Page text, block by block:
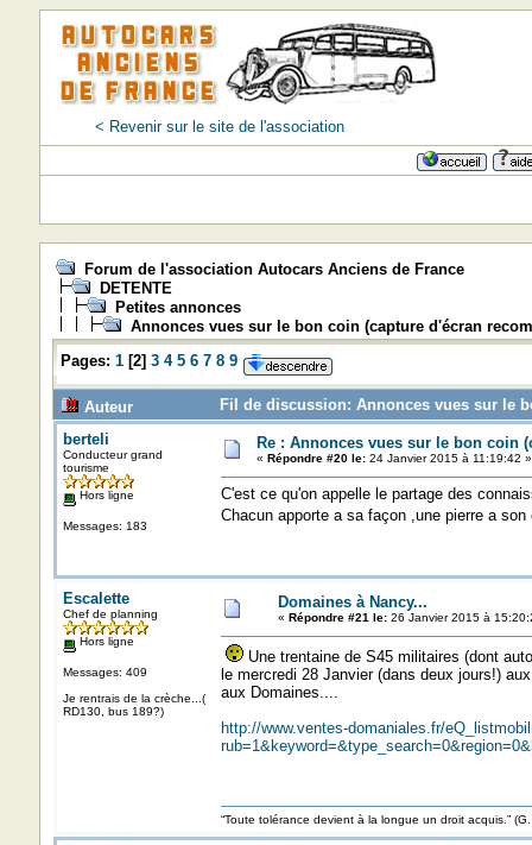
< Revenir sur le site de l'association
Forum de l'association Autocars Anciens de France
DETENTE
Petites annonces
Annonces vues sur le bon coin (capture d'écran
Pages: 1[2] 3 4 5 6 7 8 9
Auteur
Fil de discussion: Annonces vues sur le
berteli
Conducteur grand
tourisme
Hors ligne
Messages: 183
Re : Annonces vues sur le bon coin
« Répondre #20 le:24 Janvier 2015 à 11:19:42 »
C'est ce qu'on appelle le partage des
Chacun apporte a sa façon ,une pierre a
Escalette
Chef de planning
Hors ligne
Messages: 409
Je rentrais de la crèche...(
RD130, bus 189?)
Domaines à Nancy...
« Répondre #21 le:26 Janvier 2015 à
Une trentaine de S45 militaires (dont
le mercredi 28 Janvier (dans deux jours!)
aux Domaines....
http://www.ventes-domaniales.fr/
“Toute tolérance devient à la longue un droit acquis.”